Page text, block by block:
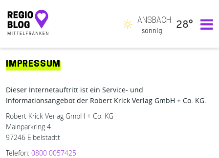
Hauptnavigation
ANSBACH
sonnig
28°
IMPRESSUM
Dieser Internetauftritt ist ein Service- und
Informationsangebot der Robert Krick Verlag GmbH + Co. KG.
Robert Krick Verlag GmbH + Co. KG
Mainparkring 4
97246 Eibelstadtt
Telefon: 0800 0057425